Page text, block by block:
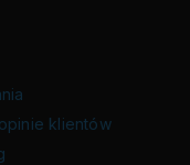
klientów